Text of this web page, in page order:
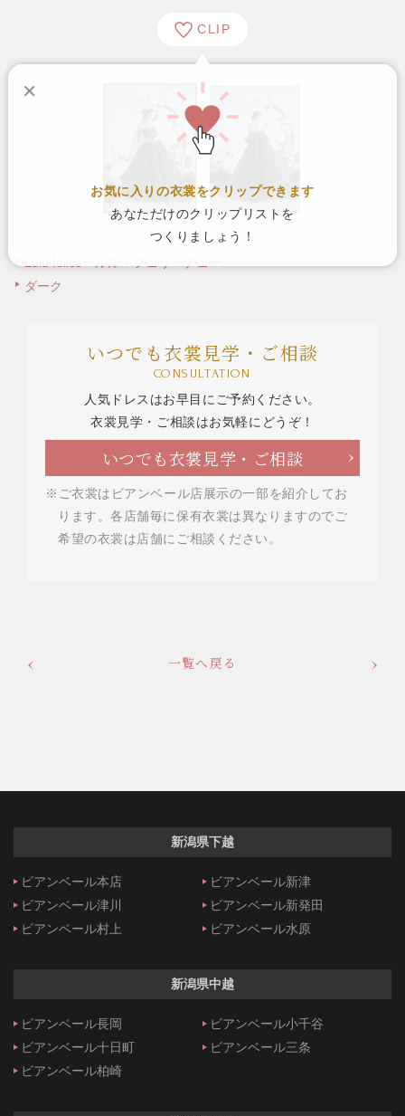
CLIP
お気に入りの衣裳をクリップできます
あなただけのクリップリストを
つくりましょう！
×
ダーク
いつでも衣裳見学・ご相談
CONSULTATION
人気ドレスはお早目にご予約ください。
衣裳見学・ご相談はお気軽にどうぞ！
いつでも衣裳見学・ご相談
※ご衣裳はビアンベール店展示の一部を紹介してお
ります。各店舗毎に保有衣裳は異なりますのでご
希望の衣裳は店舗にご相談ください。
一覧へ戻る
新潟県下越
ビアンベール本店
ビアンベール新津
ビアンベール津川
ビアンベール新発田
ビアンベール村上
ビアンベール水原
新潟県中越
ビアンベール長岡
ビアンベール小千谷
ビアンベール十日町
ビアンベール三条
ビアンベール柏崎